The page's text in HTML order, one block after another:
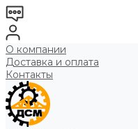
О компании
Доставка и оплата
Контакты